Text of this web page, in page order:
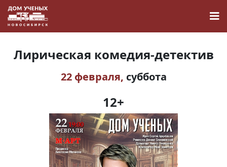
Наука
О Доме учёных
Лирическая комедия-детектив
22 февраля, суббота
12+